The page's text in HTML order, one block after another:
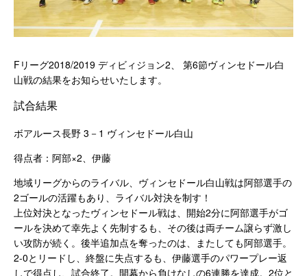
Fリーグ2018/2019 ディビィジョン2、 第6節ヴィンセドール白
山戦の結果をお知らせいたします。
試合結果
ボアルース長野 3 －1 ヴィンセドール白山
得点者：阿部×2、伊藤
地域リーグからのライバル、ヴィンセドール白山戦は阿部選手の
2ゴールの活躍もあり、ライバル対決を制す！
上位対決となったヴィンセドール戦は、開始2分に阿部選手がゴ
ールを決めて幸先よく先制するも、その後は両チーム譲らず激し
い攻防が続く。後半追加点を奪ったのは、またしても阿部選手。
2-0とリードし、終盤に失点するも、伊藤選手のパワープレー返
しで得点し、試合終了。開幕から負けなしの6連勝を達成。2位と